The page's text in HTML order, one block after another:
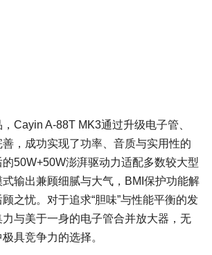
Cayin A-88T MK3通过升级电子管、
，成功实现了功率、音质与实用性的
50W+50W澎湃驱动力适配多数较大型
输出兼顾细腻与大气，BMI保护功能解
之忧。对于追求“胆味”与性能平衡的发
与美于一身的电子管合并放大器，无
具竞争力的选择。